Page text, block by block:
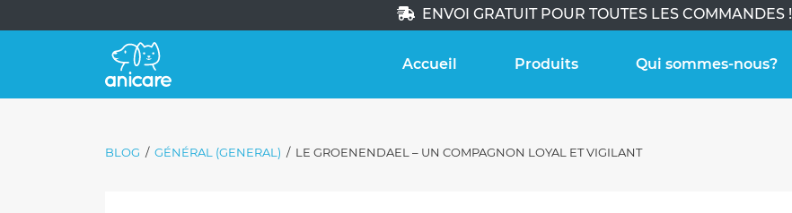
ENVOI GRATUIT POUR TOUTES LES COMMANDES !
Accueil Produits Qui sommes-nous?
BLOG / GÉNÉRAL (GENERAL) / LE GROENENDAEL – UN COMPAGNON LOYAL ET VIGILANT